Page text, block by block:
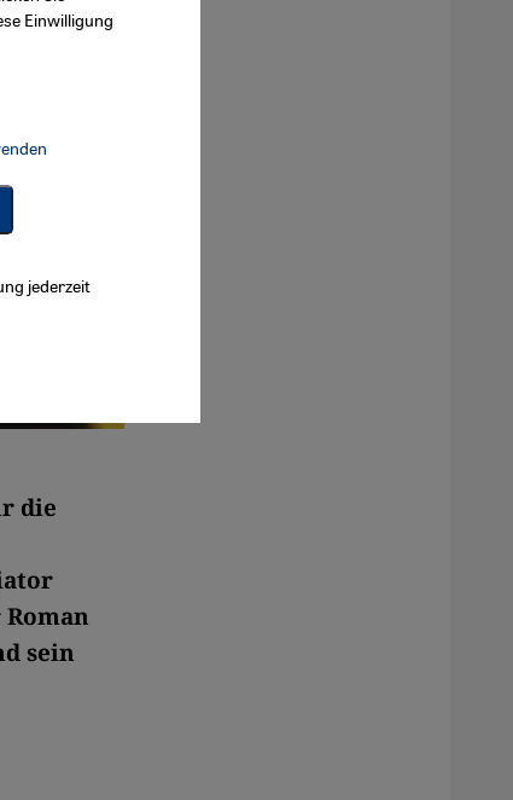
die
sein
Einwilligung
Google Maps Embed, Google Tag Manager, Instagram Embed,
jederzeit